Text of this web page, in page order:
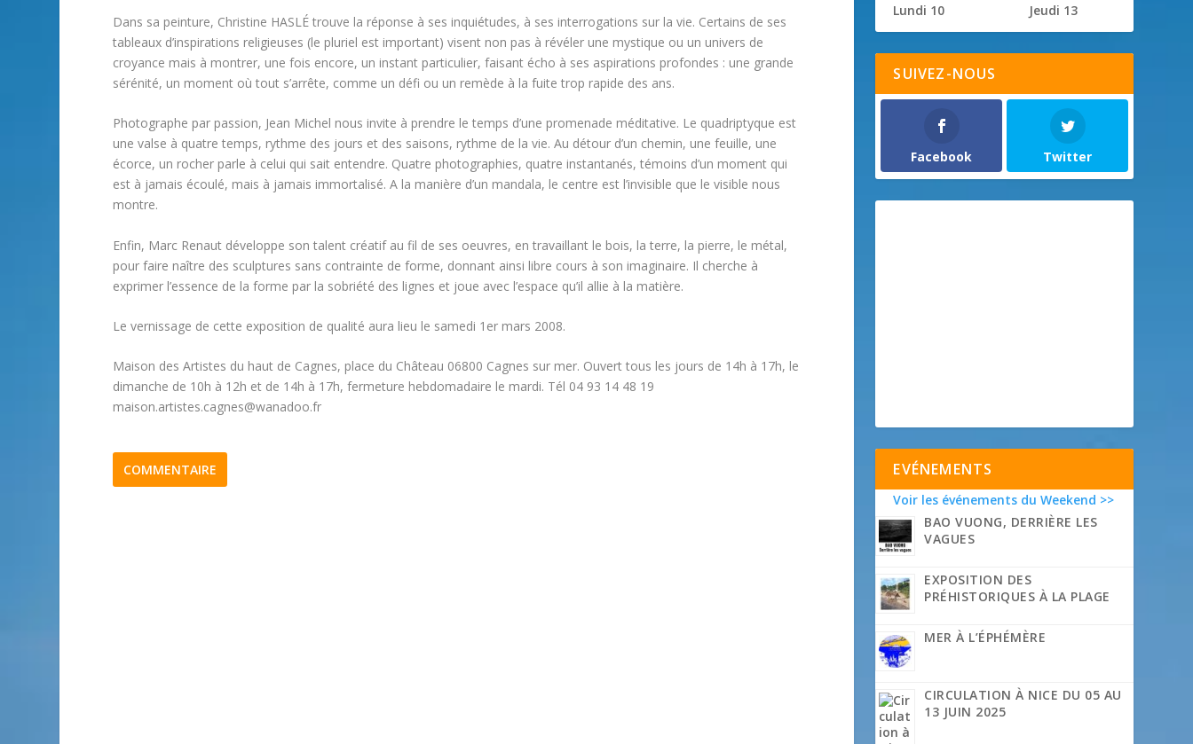
Dans sa peinture, Christine HASLÉ trouve la réponse à ses inquiétudes, à ses interrogations sur la vie. Certains de ses
tableaux d’inspirations religieuses (le pluriel est important) visent non pas à révéler une mystique ou un univers de
croyance mais à montrer, une fois encore, un instant particulier, faisant écho à ses aspirations profondes : une grande
sérénité, un moment où tout s’arrête, comme un défi ou un remède à la fuite trop rapide des ans.
Photographe par passion, Jean Michel nous invite à prendre le temps d’une promenade méditative. Le quadriptyque est
une valse à quatre temps, rythme des jours et des saisons, rythme de la vie. Au détour d’un chemin, une feuille, une
écorce, un rocher parle à celui qui sait entendre. Quatre photographies, quatre instantanés, témoins d’un moment qui
est à jamais écoulé, mais à jamais immortalisé. A la manière d’un mandala, le centre est l’invisible que le visible nous
montre.
Enfin, Marc Renaut développe son talent créatif au fil de ses oeuvres, en travaillant le bois, la terre, la pierre, le métal,
pour faire naître des sculptures sans contrainte de forme, donnant ainsi libre cours à son imaginaire. Il cherche à
exprimer l’essence de la forme par la sobriété des lignes et joue avec l’espace qu’il allie à la matière.
Le vernissage de cette exposition de qualité aura lieu le samedi 1er mars 2008.
Maison des Artistes du haut de Cagnes, place du Château 06800 Cagnes sur mer. Ouvert tous les jours de 14h à 17h, le
dimanche de 10h à 12h et de 14h à 17h, fermeture hebdomadaire le mardi. Tél 04 93 14 48 19
maison.artistes.cagnes@wanadoo.fr
COMMENTAIRE
Lundi 10 Jeudi 13
SUIVEZ-NOUS
Facebook Twitter
EVÉNEMENTS
Voir les événements du Weekend >>
BAO VUONG, DERRIÈRE LES
VAGUES
EXPOSITION DES
PRÉHISTORIQUES À LA PLAGE
MER À L’ÉPHÉMÈRE
CIRCULATION À NICE DU 05 AU
13 JUIN 2025